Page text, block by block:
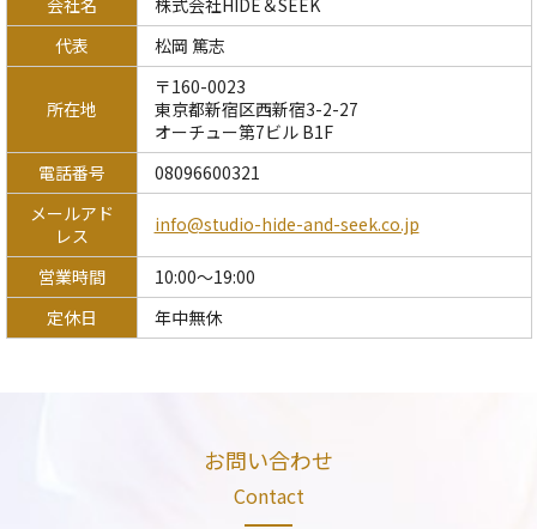
代表
松岡 篤志
所在地
〒160-0023
東京都新宿区西新宿3-2-27
オーチュー第7ビル B1F
電話番号
08096600321
メールアド
レス
info@studio-hide-and-seek.co.jp
営業時間
10:00～19:00
定休日
年中無休
お問い合わせ
Contact